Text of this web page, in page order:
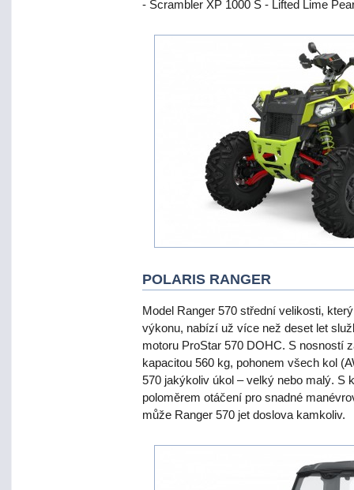
- Scrambler XP 1000 S - Lifted Lime
POLARIS RANGER
Model Ranger 570 střední velikosti,
výkonu, nabízí už více než deset let
motoru ProStar 570 DOHC. S nosností
kapacitou 560 kg, pohonem všech kol
570 jakýkoliv úkol – velký nebo malý. S
poloměrem otáčení pro snadné
může Ranger 570 jet doslova kamkoliv.